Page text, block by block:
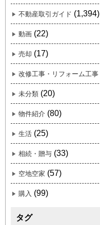
不動産取引ガイド (1,394)
動画 (22)
売却 (17)
改修工事・リフォーム工事
未分類 (20)
物件紹介 (80)
生活 (25)
相続・贈与 (33)
空地空家 (57)
購入 (99)
タグ